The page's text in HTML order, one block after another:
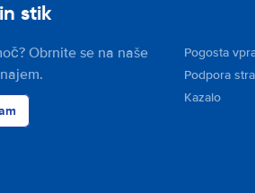
stik
Obrnite se na naše
Pogosta
Podpora
Kazalo